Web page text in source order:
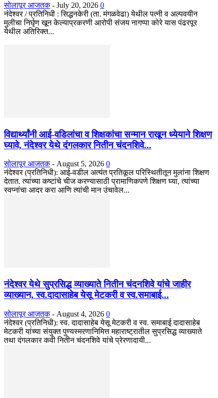
सोलापूर आजतक - July 20, 2026 0
नंदेश्वर / प्रतिनिधी : सिद्धनकेरी (ता. मंगळवेढा) येथील पत्नी व अल्पवयीन
मुलीचा निर्घृण खून केल्याप्रकरणी आरोपी संजय नागप्पा कोरे यास पंढरपूर
येथील अतिरिक्त...
विद्यार्थ्यांनी आई-वडिलांचा व शिक्षकांचा सन्मान राखून ध्येयाने शिक्षण
घ्यावे, नंदेश्वर येथे दंगलकार नितीन चंदनशिवे...
सोलापूर आजतक - August 5, 2026 0
नंदेश्वर (प्रतिनिधी): आई-वडील अत्यंत प्रतिकूल परिस्थितीतून मुलांना शिक्षण
देतात. त्यांच्या कष्टांचे चीज करण्यासाठी प्रामाणिकपणे शिक्षण घ्या, त्यांच्या
स्वप्नांचा आदर करा आणि त्यांची मान उंचावेल...
नंदेश्वर येथे सुप्रसिद्ध व्याख्याते नितीन चंदनशिवे यांचे जाहीर
व्याख्यान, स्व.दादासाहेब येसू मेटकरी व स्व.समाबाई...
सोलापूर आजतक - August 4, 2026 0
नंदेश्वर (प्रतिनिधी): स्व. दादासाहेब येसू मेटकरी व स्व. समाबाई दादासाहेब
मेटकरी यांच्या संयुक्त पुण्यस्मरणानिमित्त महाराष्ट्रातील सुप्रसिद्ध व्याख्याते
तथा दंगलकार कवी नितीन चंदनशिवे यांचे प्रेरणादायी...